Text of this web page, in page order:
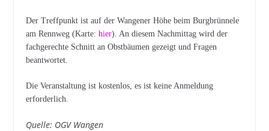
Der Treffpunkt ist auf der Wangener Höhe beim Burgbrünnele
am Rennweg (Karte: hier). An diesem Nachmittag wird der
fachgerechte Schnitt an Obstbäumen gezeigt und Fragen
beantwortet.
Die Veranstaltung ist kostenlos, es ist keine Anmeldung
erforderlich.
Quelle: OGV Wangen